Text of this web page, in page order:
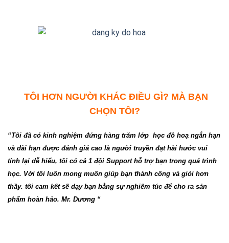
TÔI HƠN NGƯỜI KHÁC ĐIỀU GÌ? MÀ BẠN
CHỌN TÔI?
“Tôi đã có kinh nghiệm đứng hàng trăm lớp học đồ hoạ ngắn hạn
và dài hạn được đánh giá cao là người truyền đạt hài hước vui
tính lại dễ hiểu, tôi có cả 1 đội Support hỗ trợ bạn trong quá trình
học. Với tôi luôn mong muốn giúp bạn thành công và giỏi hơn
thầy. tôi cam kết sẽ dạy bạn bằng sự nghiêm túc để cho ra sản
phẩm hoàn hảo. Mr. Dương “